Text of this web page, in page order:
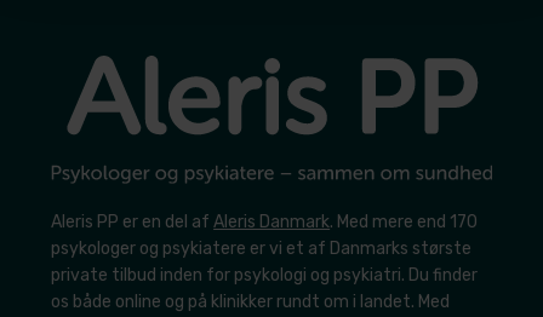
Aleris PP er en del afAleris Danmark. Med mere end 170
psykologer og psykiatere er vi et af Danmarks største
private tilbud inden for psykologi og psykiatri. Du finder
os både online og på klinikker rundt om i landet. Med